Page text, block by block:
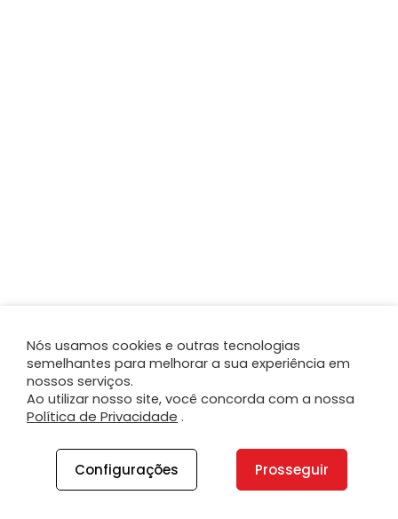
Nós usamos cookies e outras tecnologias
semelhantes para melhorar a sua experiência em
nossos serviços.
Ao utilizar nosso site, você concorda com a nossa
Política de Privacidade .
Configurações Prosseguir